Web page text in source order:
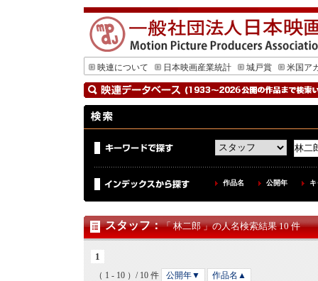
映連について 日本映画産業統計 城戸賞 米国ア
作品名 公開年
スタッフ：「 林二郎 」の人名検索結果 10 件
1
（ 1 - 10 ）/ 10 件 公開年▼ 作品名▲